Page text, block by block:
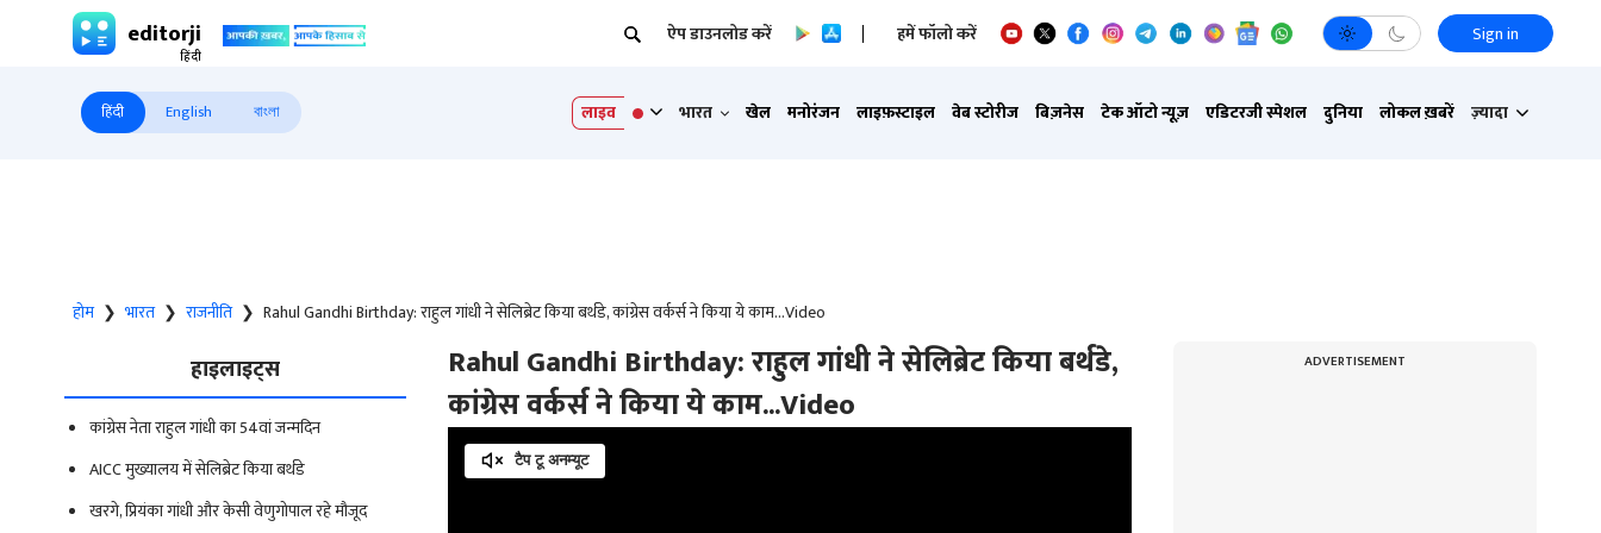
editorji ऐप डाउनलोड करें हमें फॉलो करें Sign in
हिंदी English বাংলা लाइव भारत खेल मनोरंजन लाइफ़स्टाइल वेब स्टोरीज बिज़नेस टेक ऑटो न्यूज़ एडिटरजी स्पेशल दुनिया लोकल ख़बरें ज़्यादा
होम ❯ भारत ❯ राजनीति ❯ Rahul Gandhi Birthday: राहुल गांधी ने सेलिब्रेट किया बर्थडे, कांग्रेस वर्कर्स ने किया ये काम...Video
हाइलाइट्स
कांग्रेस नेता राहुल गांधी का 54वां जन्मदिन
AICC मुख्यालय में सेलिब्रेट किया बर्थडे
खरगे, प्रियंका गांधी और केसी वेणुगोपाल रहे मौजूद
Rahul Gandhi Birthday: राहुल गांधी ने सेलिब्रेट किया बर्थडे,
कांग्रेस वर्कर्स ने किया ये काम...Video
टैप टू अनम्यूट
ADVERTISEMENT